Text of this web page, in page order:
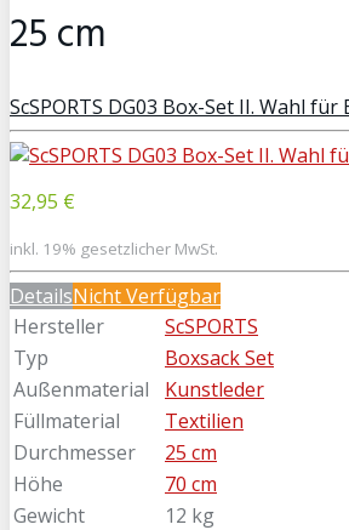
25 cm
ScSPORTS DG03 Box-Set II. Wahl für
32,95 €
inkl. 19% gesetzlicher MwSt.
DetailsNicht Verfügbar
Hersteller
ScSPORTS
Typ
Boxsack Set
Außenmaterial
Kunstleder
Füllmaterial
Textilien
Durchmesser
25 cm
Höhe
70 cm
Gewicht
12 kg